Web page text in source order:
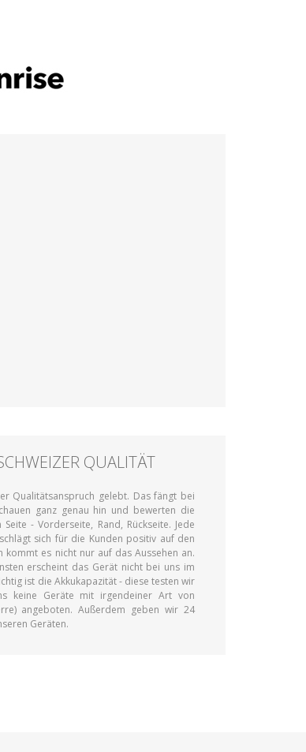
QUALITÄT
Qualitätsanspruch gelebt. Das fängt bei
ganz genau hin und bewerten die
- Vorderseite, Rand, Rückseite. Jede
sich für die Kunden positiv auf den
es nicht nur auf das Aussehen an.
erscheint das Gerät nicht bei uns im
ist die Akkukapazität - diese testen wir
keine Geräte mit irgendeiner Art von
angeboten. Außerdem geben wir 24
Geräten.